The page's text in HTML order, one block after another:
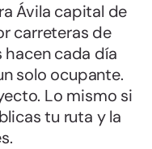
Ávila capital de
carreteras de
hacen cada día
solo ocupante.
Lo mismo si
tu ruta y la